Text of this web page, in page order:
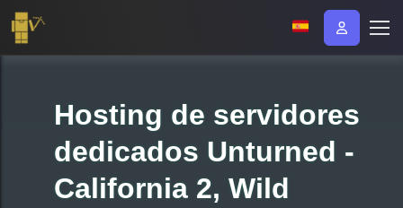
Hosting de servidores
dedicados Unturned -
California 2, Wild